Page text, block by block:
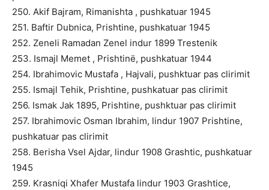
250. Akif Bajram, Rimanishta , pushkatuar 1945
251. Baftir Dubnica, Prishtine, pushkatuar 1945
252. Zeneli Ramadan Zenel indur 1899 Trestenik
253. Ismajl Memet , Prishtinë, pushkatuar 1944
254. Ibrahimovic Mustafa , Hajvali, pushktuar pas clirimit
255. Ismajl Tehik, Prishtine, pushkatuar pas clirimit
256. Ismak Jak 1895, Prishtine, pushktuar pas clirimit
257. Ibrahimovic Osman Ibrahim, lindur 1907 Prishtine,
pushkatuar pas clirimit
258. Berisha Vsel Ajdar, lindur 1908 Grashtic, pushkatuar
1945
259. Krasniqi Xhafer Mustafa lindur 1903 Grashtice,